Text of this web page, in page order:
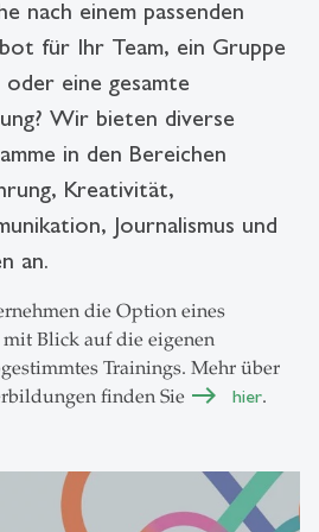
nach einem passenden
für Ihr Team, ein Gruppe
eine gesamte
Wir bieten diverse
in den Bereichen
Kreativität,
Journalismus und
an.
die Option eines
Blick auf die eigenen
Trainings. Mehr über
finden Sie
hier.